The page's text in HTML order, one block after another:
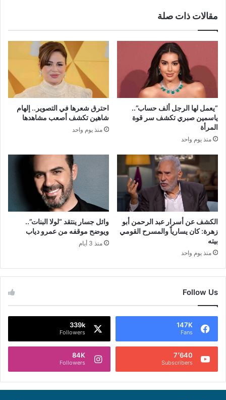
مقالات ذات صلة
“يعمل لها الرجل ألف حساب”..
ياسمين صبري تكشف سر قوة
المرأة
منذ يوم واحد
احترق شعرها في التصوير.. إلهام
شاهين تكشف أصعب مشاهدها
منذ يوم واحد
الكشف عن أسرار عبد الرحمن أبو
زهرة: كان يسارياً والمسرح القومي
بيته
منذ يوم واحد
وائل جسار ينتقد “لولا البنات”..
ويوضح موقفه من عمرو دياب
منذ 3 أيام
Follow Us
147K
Fans
339k
Followers
7٬640
Subscribers
84K
Followers